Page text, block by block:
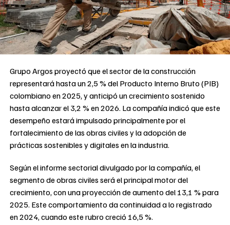
Grupo Argos proyectó que el sector de la construcción
representará hasta un 2,5 % del Producto Interno Bruto (PIB)
colombiano en 2025, y anticipó un crecimiento sostenido
hasta alcanzar el 3,2 % en 2026. La compañía indicó que este
desempeño estará impulsado principalmente por el
fortalecimiento de las obras civiles y la adopción de
prácticas sostenibles y digitales en la industria.
Según el informe sectorial divulgado por la compañía, el
segmento de obras civiles será el principal motor del
crecimiento, con una proyección de aumento del 13,1 % para
2025. Este comportamiento da continuidad a lo registrado
en 2024, cuando este rubro creció 16,5 %.